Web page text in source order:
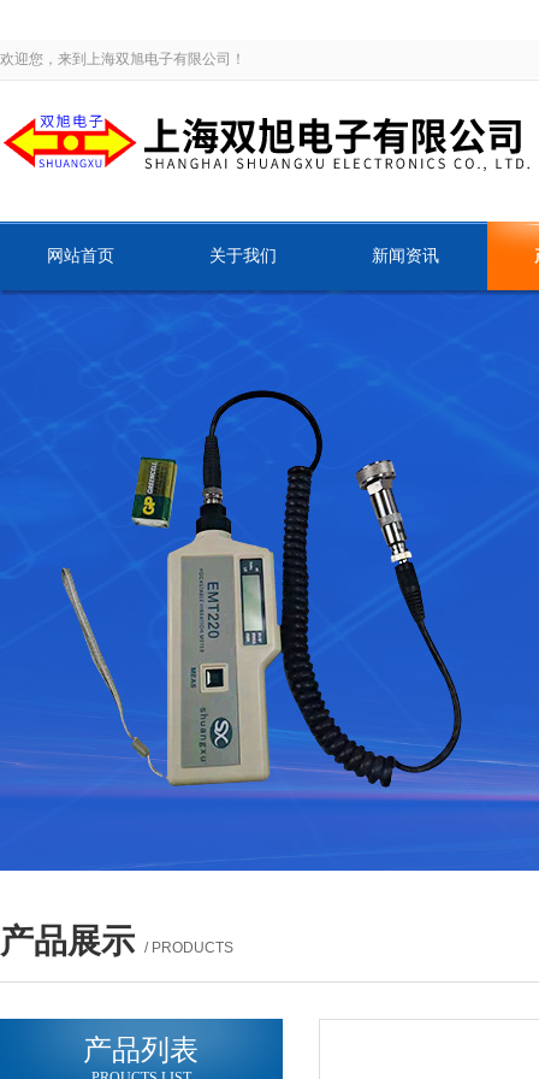
欢迎您，来到上海双旭电子有限公司！
网站首页 关于我们 新闻资讯
产品展示 / PRODUCTS
产品列表